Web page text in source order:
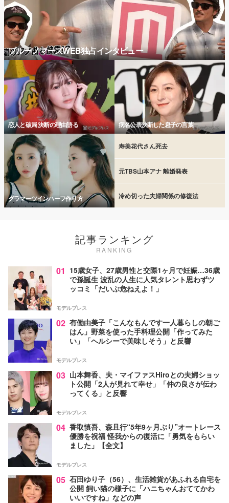
ブルーノマーズWEB独占インタビュー
恋人と破局 決断の理由語る 病名公表決断した息子の言葉
グラマーツインハーフ作り方
寿美花代さん死去
元TBS山本アナ 離婚発表
冷め切った夫婦関係の修復法
記事ランキング
RANKING
01 15歳女子、27歳男性と交際1ヶ月で妊娠…36歳
で孫誕生 波乱の人生に人気タレント思わずツ
ッコミ「だいぶ危ねえよ！」
モデルプレス
02 有働由美子「こんなもんです一人暮らしの朝ご
はん」野菜を使った手料理公開「作ってみた
い」「ヘルシーで美味しそう」と反響
モデルプレス
03 山本舞香、夫・マイファスHiroとの夫婦ショッ
ト公開「2人が見れて幸せ」「仲の良さが伝わ
ってくる」と反響
モデルプレス
04 香取慎吾、森且行“5年9ヶ月ぶり”オートレース
優勝を祝福 怪我からの復活に「勇気をもらい
ました」【全文】
モデルプレス
05 石田ゆり子（56）、生活雑貨があふれる自宅を
公開 飼い猫の様子に「ハニちゃんおててかわ
いいですね」などの声